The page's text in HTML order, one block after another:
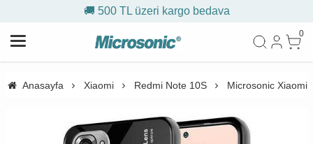
🚚 500 TL üzeri kargo bedava
0
Anasayfa Xiaomi Redmi Note 10S Microsonic Xiaomi